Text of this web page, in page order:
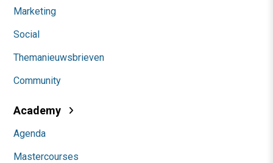
Marketing
Social
Themanieuwsbrieven
Community
Academy
Agenda
Mastercourses